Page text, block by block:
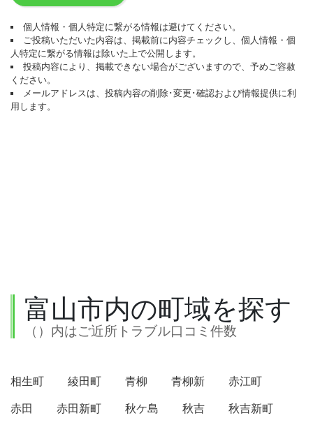
個人情報・個人特定に繋がる情報は避けてください。
ご投稿いただいた内容は、掲載前に内容チェックし、個人情報・個
人特定に繋がる情報は除いた上で公開します。
投稿内容により、掲載できない場合がございますので、予めご容赦
ください。
メールアドレスは、投稿内容の削除･変更･確認および情報提供に利
用します。
富山市内の町域を探す
（）内はご近所トラブル口コミ件数
相生町 綾田町 青柳 青柳新
赤江町
赤田
赤田新町 秋ケ島 秋吉
秋吉新町